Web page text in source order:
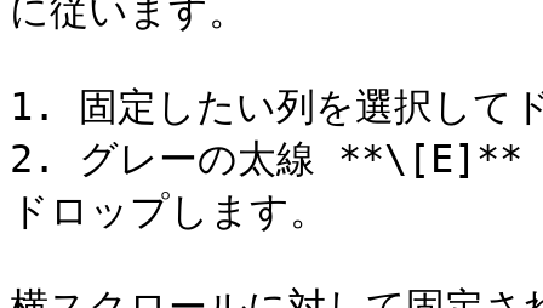
に従います。
1. 固定したい列を選択して
2. グレーの太線 **\[E]**
ドロップします。